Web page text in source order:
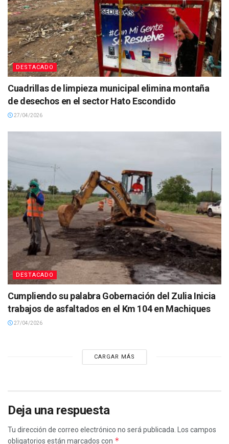
DESTACADO
Cuadrillas de limpieza municipal elimina montaña
de desechos en el sector Hato Escondido
27/04/2026
DESTACADO
Cumpliendo su palabra Gobernación del Zulia Inicia
trabajos de asfaltados en el Km 104 en Machiques
27/04/2026
CARGAR MÁS
Deja una respuesta
Tu dirección de correo electrónico no será publicada.
Los campos
obligatorios están marcados con *